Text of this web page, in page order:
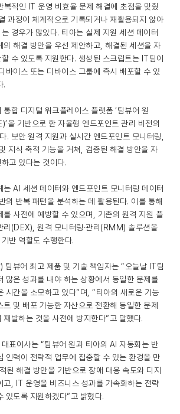
복적인 IT 운영 비효율 문제 해결에 초점을 맞췄
과정이 체계적으로 기록되거나 재활용되지 않아
경우가 많았다. 티아는 실제 지원 세션 데이터
의 해결 방안을 우선 제안하고, 해결된 세션을 자
수 있도록 지원한다. 생성된 스크립트는 IT팀이
바이스 또는 디바이스 그룹에 즉시 배포할 수 있
.
합 디지털 워크플레이스 플랫폼 ‘팀뷰어 원
기반으로 한 자율형 엔드포인트 관리 비전의
. 보안 원격 지원과 실시간 엔드포인트 모니터링,
지식 축적 기능을 거쳐, 검증된 해결 방안을 자
고 있다는 것이다.
는 AI 세션 데이터와 엔드포인트 모니터링 데이터
의 반복 패턴을 분석하는 데 활용된다. 이를 통해
를 사전에 예방할 수 있으며, 기존의 원격 지원 플
리(DEX), 원격 모니터링·관리(RMM) 솔루션을
반 역할도 수행한다.
뷰어 최고 제품 및 기술 책임자는 “오늘날 IT팀
많은 성과를 내야 하는 상황에서 동일한 문제를
시간을 소모하고 있다”며, “티아의 새로운 기능
트 및 배포 가능한 자산으로 전환해 동일한 문제
재발하는 것을 사전에 방지한다”고 말했다.
표이사는 “팀뷰어 원과 티아의 AI 자동화는 반
인력이 전략적 업무에 집중할 수 있는 환경을 만
된 해결 방안을 기반으로 장애 대응 속도와 디지
고, IT 운영을 비즈니스 성과를 가속화하는 전략
있도록 지원하겠다”고 밝혔다.